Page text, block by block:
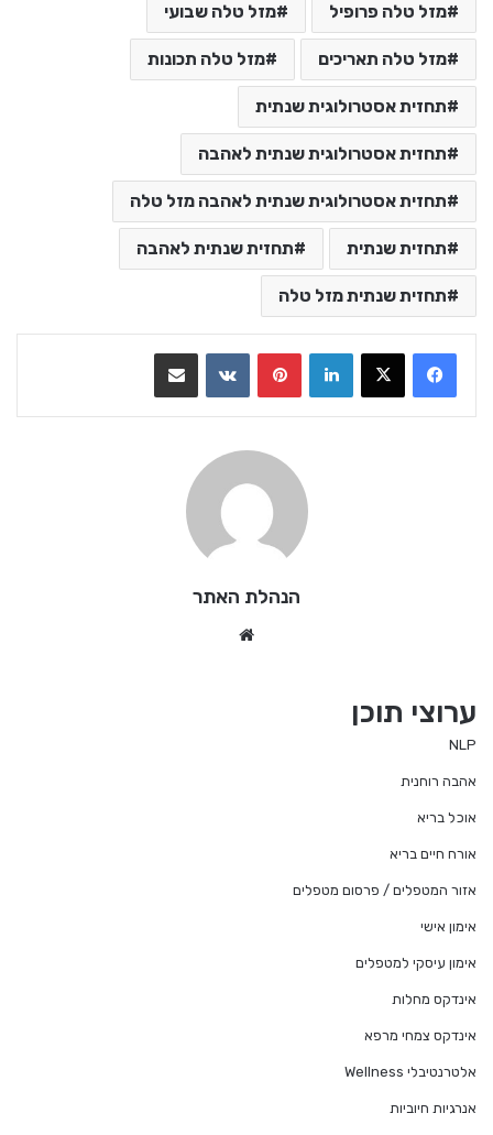
מזל טלה פרופיל מזל טלה שבועי
מזל טלה תאריכים מזל טלה תכונות
תחזית אסטרולוגית שנתית
תחזית אסטרולוגית שנתית לאהבה
תחזית אסטרולוגית שנתית לאהבה מזל טלה
תחזית שנתית תחזית שנתית לאהבה
תחזית שנתית מזל טלה
LinkedIn
VKontakte
הנהלת האתר
ערוצי תוכן
NLP
אהבה רוחנית
אוכל בריא
אורח חיים בריא
אזור המטפלים / פרסום מטפלים
אימון אישי
אימון עיסקי למטפלים
אינדקס מחלות
אינדקס צמחי מרפא
אלטרנטיבלי Wellness
אנרגיות חיוביות